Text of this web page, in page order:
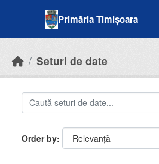
Primăria Timișoara
Seturi de date
Order by